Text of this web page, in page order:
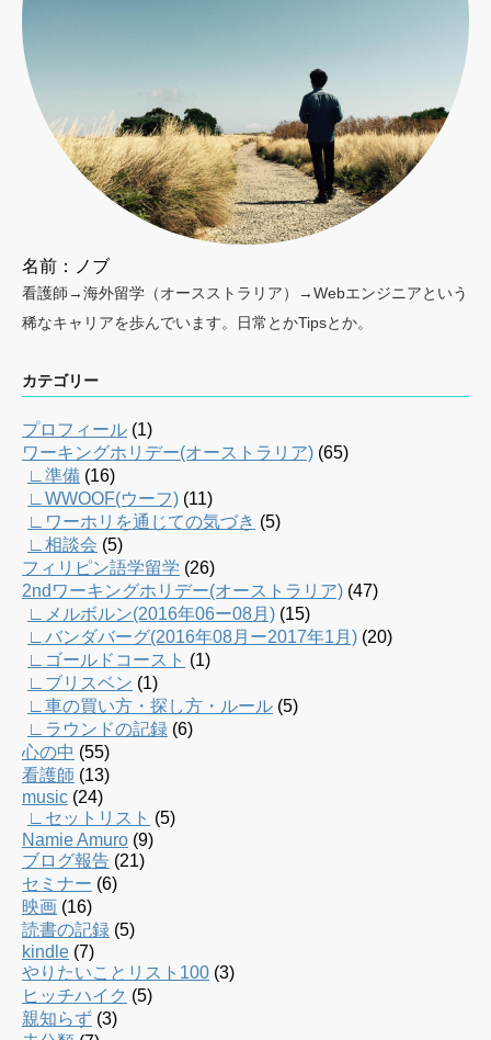
名前：ノブ
看護師→海外留学（オースストラリア）→Webエンジニアという
稀なキャリアを歩んでいます。日常とかTipsとか。
カテゴリー
プロフィール (1)
ワーキングホリデー(オーストラリア) (65)
∟準備 (16)
∟WWOOF(ウーフ) (11)
∟ワーホリを通じての気づき (5)
∟相談会 (5)
フィリピン語学留学 (26)
2ndワーキングホリデー(オーストラリア) (47)
∟メルボルン(2016年06ー08月) (15)
∟バンダバーグ(2016年08月ー2017年1月) (20)
∟ゴールドコースト (1)
∟ブリスベン (1)
∟車の買い方・探し方・ルール (5)
∟ラウンドの記録 (6)
心の中 (55)
看護師 (13)
music (24)
∟セットリスト (5)
Namie Amuro (9)
ブログ報告 (21)
セミナー (6)
映画 (16)
読書の記録 (5)
kindle (7)
やりたいことリスト100 (3)
ヒッチハイク (5)
親知らず (3)